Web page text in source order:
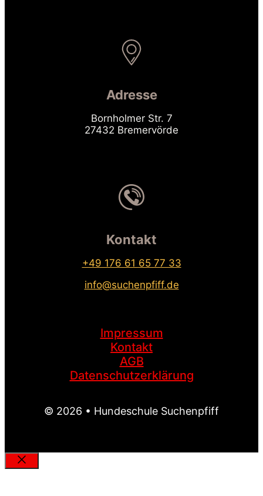
Adresse
Bornholmer Str. 7
27432 Bremervörde
Kontakt
+49 176 61 65 77 33
info@suchenpfiff.de
Impressum
Kontakt
AGB
Datenschutzerklärung
© 2026 • Hundeschule Suchenpfiff
Schließen